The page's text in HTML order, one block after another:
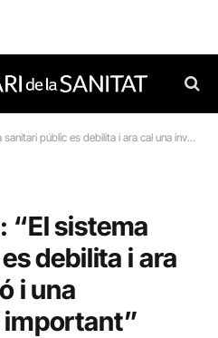
debilita i ara cal una inversió i una transformació important”
“El sistema
debilita i ara
i una